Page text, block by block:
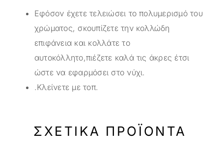
Εφόσον έχετε τελειώσει το πολυμερισμό του
χρώματος, σκουπίζετε την κολλώδη
επιφάνεια και κολλάτε το
αυτοκόλλητο,πιέζετε καλά τις άκρες έτσι
ώστε να εφαρμόσει στο νύχι.
.Κλείνετε με τοπ.
ΣΧΕΤΙΚΆ ΠΡΟΪΌΝΤΑ